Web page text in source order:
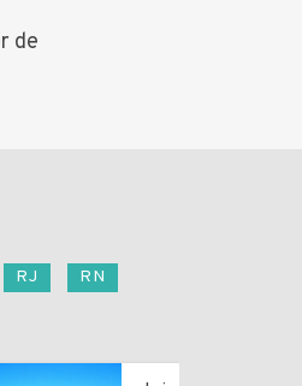
de
RJ
RN